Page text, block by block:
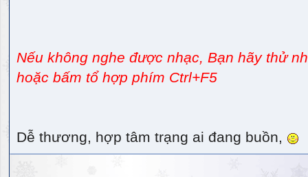
Nếu không nghe được nhạc, Bạn hãy thử
hoặc bấm tổ hợp phím Ctrl+F5
Dễ thương, hợp tâm trạng ai đang buồn,